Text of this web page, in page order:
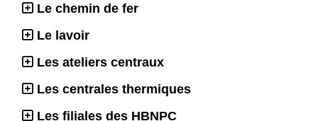
Le chemin de fer
Le lavoir
Les ateliers centraux
Les centrales thermiques
Les filiales des HBNPC